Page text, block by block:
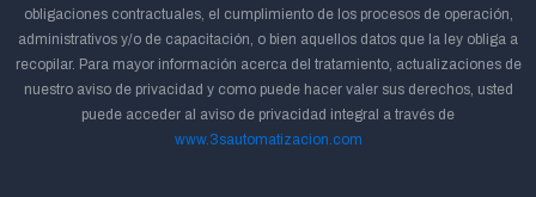
obligaciones contractuales, el cumplimiento de los procesos de operación,
administrativos y/o de capacitación, o bien aquellos datos que la ley obliga a
recopilar. Para mayor información acerca del tratamiento, actualizaciones de
nuestro aviso de privacidad y como puede hacer valer sus derechos, usted
puede acceder al aviso de privacidad integral a través de
www.3sautomatizacion.com